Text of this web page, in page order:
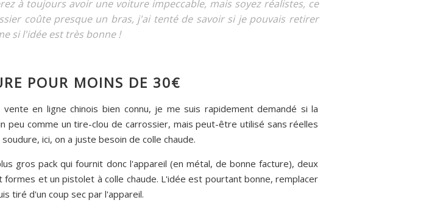
à toujours avoir une voiture impeccable, mais soyez réalistes, ce
coûte presque un bras, j'ai tenté de savoir si je pouvais retirer
si l'idée est très bonne !
POUR MOINS DE 30€
en ligne chinois bien connu, je me suis rapidement demandé si la
comme un tire-clou de carrossier, mais peut-être utilisé sans réelles
ici, on a juste besoin de colle chaude.
gros pack qui fournit donc l'appareil (en métal, de bonne facture), deux
et un pistolet à colle chaude. L'idée est pourtant bonne, remplacer
tiré d'un coup sec par l'appareil.